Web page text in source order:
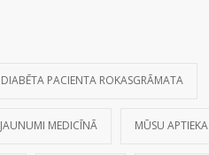
DIABĒTA PACIENTA ROKASGRĀMATA
JAUNUMI MEDICĪNĀ MŪSU APTIEKA